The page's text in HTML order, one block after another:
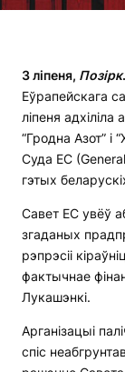
3 ліпеня, Позірк.
Еўрапейскага
ліпеня
“Гродна Азот” і
Суда ЕС
гэтых
Савет ЕС увёў
згаданых
рэпрэсіі
фактычнае
Лукашэнкі.
Арганізацыі
спіс